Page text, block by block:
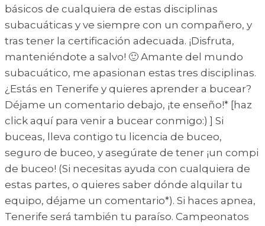
básicos de cualquiera de estas disciplinas
subacuáticas y ve siempre con un compañero, y
tras tener la certificación adecuada. ¡Disfruta,
manteniéndote a salvo! 🙂 Amante del mundo
subacuático, me apasionan estas tres disciplinas.
¿Estás en Tenerife y quieres aprender a bucear?
Déjame un comentario debajo, ¡te enseño!* [haz
click aquí para venir a bucear conmigo:) ] Si
buceas, lleva contigo tu licencia de buceo,
seguro de buceo, y asegúrate de tener ¡un compi
de buceo! (Si necesitas ayuda con cualquiera de
estas partes, o quieres saber dónde alquilar tu
equipo, déjame un comentario*). Si haces apnea,
Tenerife será también tu paraíso. Campeonatos